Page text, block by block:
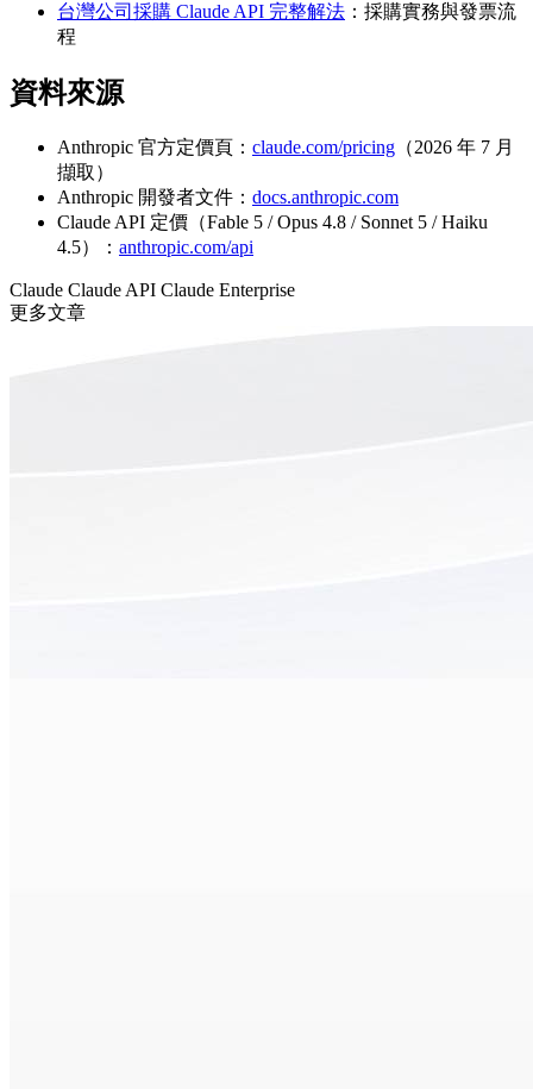
台灣公司採購 Claude API 完整解法 ：採購實務與發票流
程
資料來源
Anthropic 官方定價頁： claude.com/pricing （2026 年 7 月
擷取）
Anthropic 開發者文件： docs.anthropic.com
Claude API 定價（Fable 5 / Opus 4.8 / Sonnet 5 / Haiku
4.5）： anthropic.com/api
Claude Claude API Claude Enterprise
更多文章